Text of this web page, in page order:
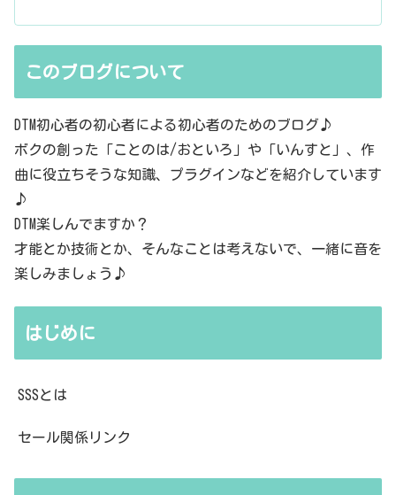
このブログについて
DTM初心者の初心者による初心者のためのブログ♪
ボクの創った「ことのは/おといろ」や「いんすと」、作
曲に役立ちそうな知識、プラグインなどを紹介しています
♪
DTM楽しんでますか？
才能とか技術とか、そんなことは考えないで、一緒に音を
楽しみましょう♪
はじめに
SSSとは
セール関係リンク